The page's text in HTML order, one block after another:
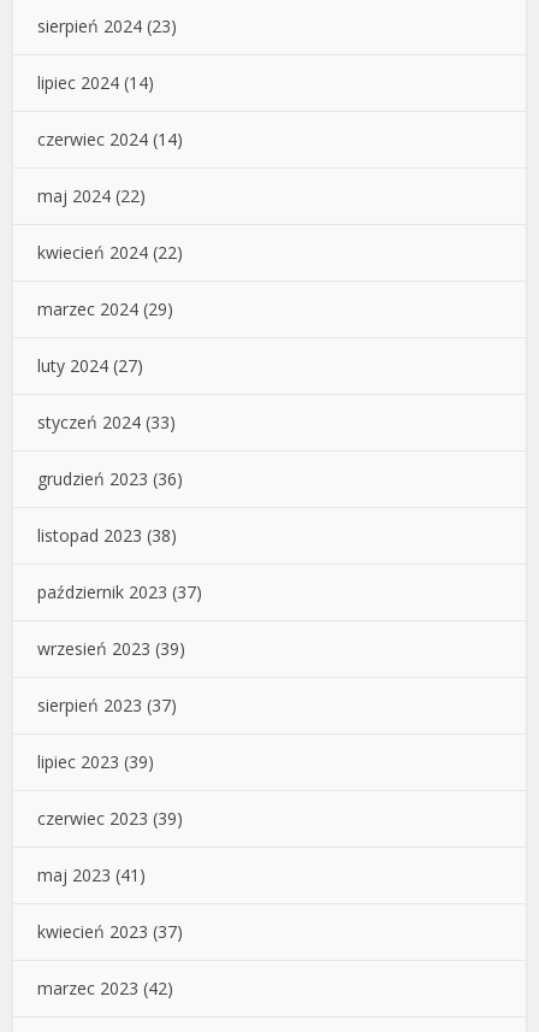
sierpień 2024 (23)
lipiec 2024 (14)
czerwiec 2024 (14)
maj 2024 (22)
kwiecień 2024 (22)
marzec 2024 (29)
luty 2024 (27)
styczeń 2024 (33)
grudzień 2023 (36)
listopad 2023 (38)
październik 2023 (37)
wrzesień 2023 (39)
sierpień 2023 (37)
lipiec 2023 (39)
czerwiec 2023 (39)
maj 2023 (41)
kwiecień 2023 (37)
marzec 2023 (42)